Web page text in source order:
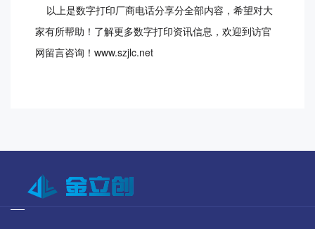
以上是数字打印厂商电话分享分全部内容，希望对大
家有所帮助！了解更多数字打印资讯信息，欢迎到访官
网留言咨询！www.szjlc.net